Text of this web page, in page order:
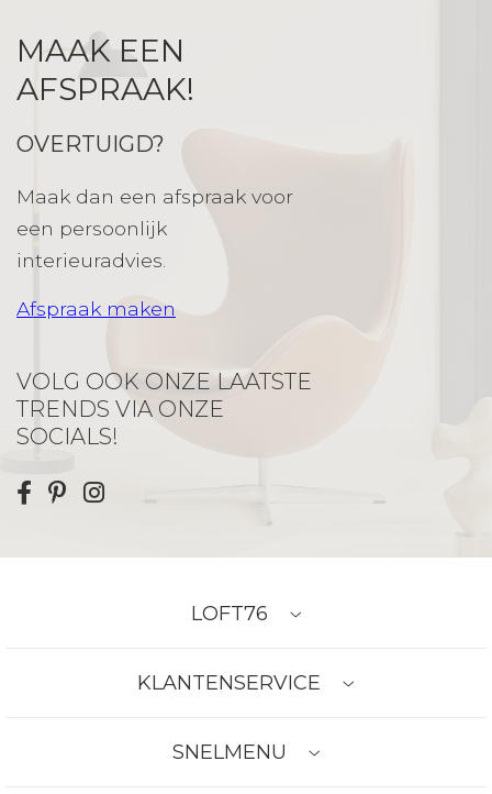
MAAK EEN
AFSPRAAK!
OVERTUIGD?
Maak dan een afspraak voor
een persoonlijk
interieuradvies.
Afspraak maken
VOLG OOK ONZE LAATSTE
TRENDS VIA ONZE
SOCIALS!
LOFT76
KLANTENSERVICE
SNELMENU